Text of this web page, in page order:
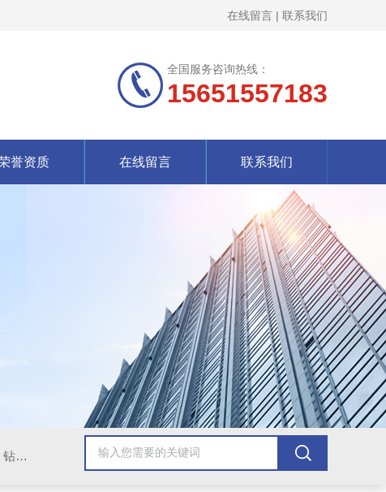
在线留言 | 联系我们
全国服务咨询热线：
15651557183
誉资质 在线留言 联系我们
数控车床，加工中心，数控铣床，立钻，台钻，摇臂钻床，锯床，牛头刨床，磨床，插床，钻铣床，滚齿机